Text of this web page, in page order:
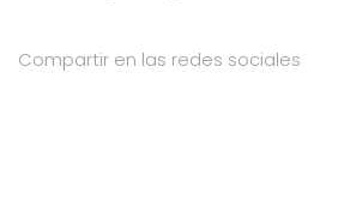
Compartir en las redes sociales